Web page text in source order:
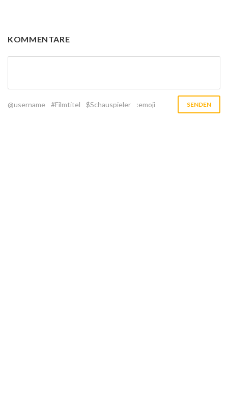
KOMMENTARE
@username #Filmtitel $Schauspieler :emoji